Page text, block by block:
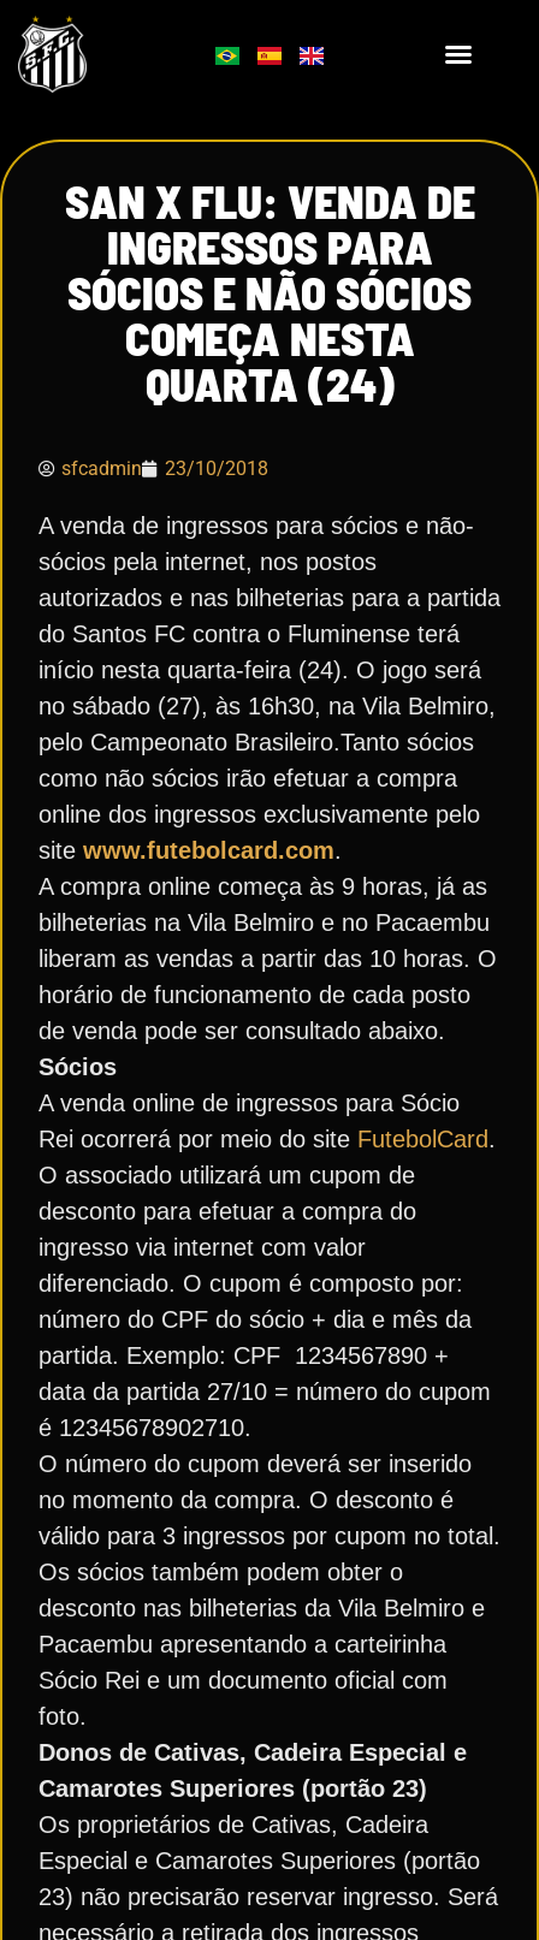
SAN X FLU: VENDA DE
INGRESSOS PARA
SÓCIOS E NÃO SÓCIOS
COMEÇA NESTA
QUARTA (24)
sfcadmin 23/10/2018
A venda de ingressos para sócios e não-
sócios pela internet, nos postos
autorizados e nas bilheterias para a partida
do Santos FC contra o Fluminense terá
início nesta quarta-feira (24). O jogo será
no sábado (27), às 16h30, na Vila Belmiro,
pelo Campeonato Brasileiro.Tanto sócios
como não sócios irão efetuar a compra
online dos ingressos exclusivamente pelo
site www.futebolcard.com.
A compra online começa às 9 horas, já as
bilheterias na Vila Belmiro e no Pacaembu
liberam as vendas a partir das 10 horas. O
horário de funcionamento de cada posto
de venda pode ser consultado abaixo.
Sócios
A venda online de ingressos para Sócio
Rei ocorrerá por meio do site FutebolCard.
O associado utilizará um cupom de
desconto para efetuar a compra do
ingresso via internet com valor
diferenciado. O cupom é composto por:
número do CPF do sócio + dia e mês da
partida. Exemplo: CPF 1234567890 +
data da partida 27/10 = número do cupom
é 12345678902710.
O número do cupom deverá ser inserido
no momento da compra. O desconto é
válido para 3 ingressos por cupom no total.
Os sócios também podem obter o
desconto nas bilheterias da Vila Belmiro e
Pacaembu apresentando a carteirinha
Sócio Rei e um documento oficial com
foto.
Donos de Cativas, Cadeira Especial e
Camarotes Superiores (portão 23)
Os proprietários de Cativas, Cadeira
Especial e Camarotes Superiores (portão
23) não precisarão reservar ingresso. Será
necessário a retirada dos ingressos